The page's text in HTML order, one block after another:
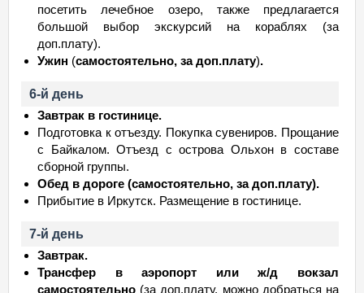
посетить лечебное озеро, также предлагается
большой выбор экскурсий на кораблях (за
доп.плату).
Ужин (самостоятельно, за доп.плату).
6-й день
Завтрак в гостинице.
Подготовка к отъезду. Покупка сувениров. Прощание
с Байкалом. Отъезд с острова Ольхон в составе
сборной группы.
Обед в дороге (самостоятельно, за доп.плату).
Прибытие в Иркутск. Размещение в гостинице.
7-й день
Завтрак.
Трансфер в аэропорт или ж/д вокзал
самостоятельно (за доп.плату, можно добраться на